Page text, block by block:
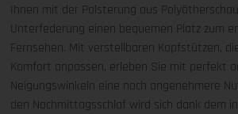
Ihnen mit der Polsterung aus
Unterfederung einen bequemen Platz zum
Fernsehen. Mit verstellbaren Kopfstützen,
Komfort anpassen, erleben Sie mit perfekt
Neigungswinkeln eine noch angenehmere
den Nachmittagsschlaf wird sich dank dem